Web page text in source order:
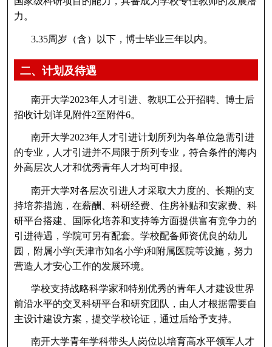
力。
3.35周岁（含）以下，博士毕业三年以内。
二、计划及待遇
南开大学2023年人才引进、教职工公开招聘、博士后
招收计划详见附件2至附件6。
南开大学2023年人才引进计划所列为各单位急需引进
的专业，人才引进并不局限于所列专业，符合条件的海内
外高层次人才和优秀青年人才均可申报。
南开大学对各层次引进人才采取大力度的、长期的支
持培养措施，在薪酬、科研经费、住房补贴和安家费、科
研平台搭建、国际化培养和支持等方面提供富有竞争力的
引进待遇，学院可另有配套。学校配备师资优良的幼儿
园，附属小学(天津市知名小学)和附属医院等设施，努力
营造人才安心工作的发展环境。
学校支持战略科学家和特别优秀的青年人才建设世界
前沿水平的交叉科研平台和研究团队，由人才根据需要自
主设计建设方案，提交学校论证，通过后给予支持。
南开大学青年学科带头人岗位以培育高水平领军人才